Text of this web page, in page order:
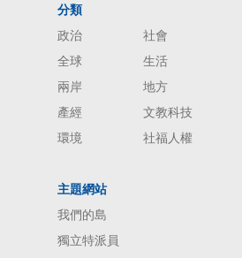
分類
政治
社會
全球
生活
兩岸
地方
產經
文教科技
環境
社福人權
主題網站
我們的島
獨立特派員